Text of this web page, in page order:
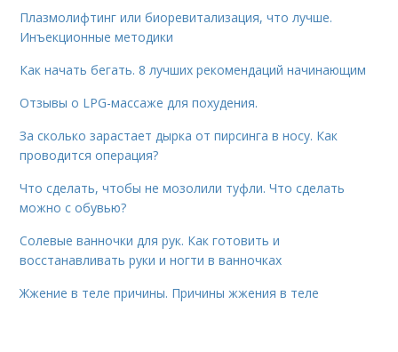
Плазмолифтинг или биоревитализация, что лучше.
Инъекционные методики
Как начать бегать. 8 лучших рекомендаций начинающим
Отзывы о LPG-массаже для похудения.
За сколько зарастает дырка от пирсинга в носу. Как
проводится операция?
Что сделать, чтобы не мозолили туфли. Что сделать
можно с обувью?
Солевые ванночки для рук. Как готовить и
восстанавливать руки и ногти в ванночках
Жжение в теле причины. Причины жжения в теле